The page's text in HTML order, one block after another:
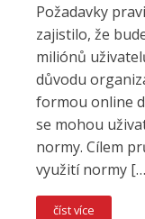
Požadavky
zajistilo, že
miliónů
důvodu
formou online
se mohou
normy. Cílem
využití normy
číst více